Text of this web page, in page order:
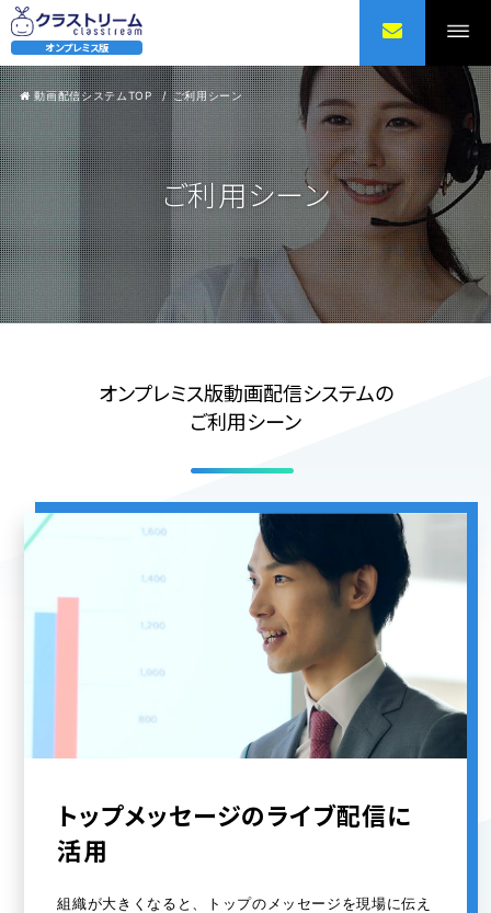
オンプレミス版
動画配信システムTOP ご利用シーン
ご利用シーン
オンプレミス版動画配信システムの
ご利用シーン
トップメッセージのライブ配信に
活用
組織が大きくなると、トップのメッセージを現場に伝え